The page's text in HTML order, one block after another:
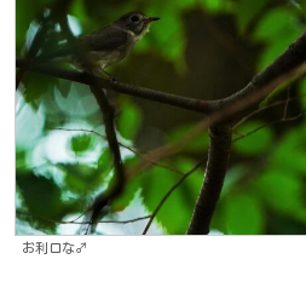
お利口な♂